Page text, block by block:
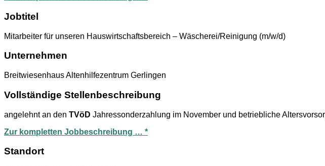
Jobtitel
Mitarbeiter für unseren Hauswirtschaftsbereich – Wäscherei/Reinigung (m/w/d)
Unternehmen
Breitwiesenhaus Altenhilfezentrum Gerlingen
Vollständige Stellenbeschreibung
angelehnt an den TVöD Jahressonderzahlung im November und betriebliche
Zur kompletten Jobbeschreibung … *
Standort